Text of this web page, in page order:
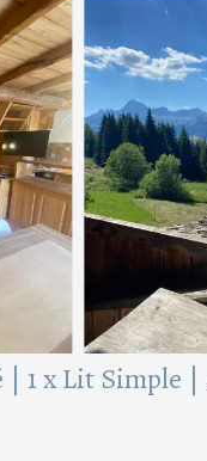
| 1 x Lit Simple |